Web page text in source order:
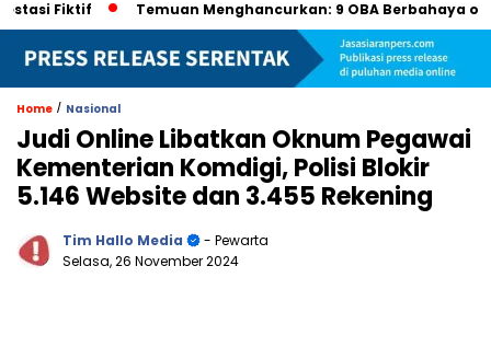
Fiktif Temuan Menghancurkan: 9 OBA Berbahaya oleh
Home / Nasional
Judi Online Libatkan Oknum Pegawai
Kementerian Komdigi, Polisi Blokir
5.146 Website dan 3.455 Rekening
Tim Hallo Media
- Pewarta
Selasa, 26 November 2024